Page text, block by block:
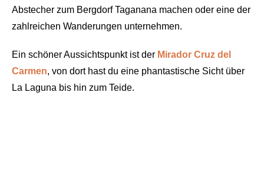
Abstecher zum Bergdorf Taganana machen oder eine der
zahlreichen Wanderungen unternehmen.
Ein schöner Aussichtspunkt ist der Mirador Cruz del
Carmen, von dort hast du eine phantastische Sicht über
La Laguna bis hin zum Teide.